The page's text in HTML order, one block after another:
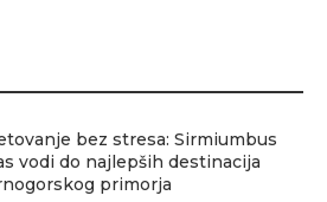
bez stresa: Sirmiumbus
vodi do najlepših destinacija
primorja